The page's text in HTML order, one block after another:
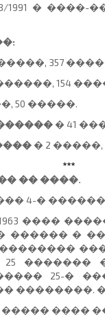
1991 �
�����, 357
������, 154
50 �����.
� 41
� 2 �����,
***
�� ����.
4-�
����
������ �
�������
25-�
��������.
����